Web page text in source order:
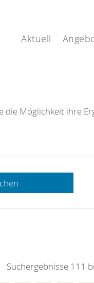
Aktuell
die Möglichkeit ihre
Suchergebnisse 111